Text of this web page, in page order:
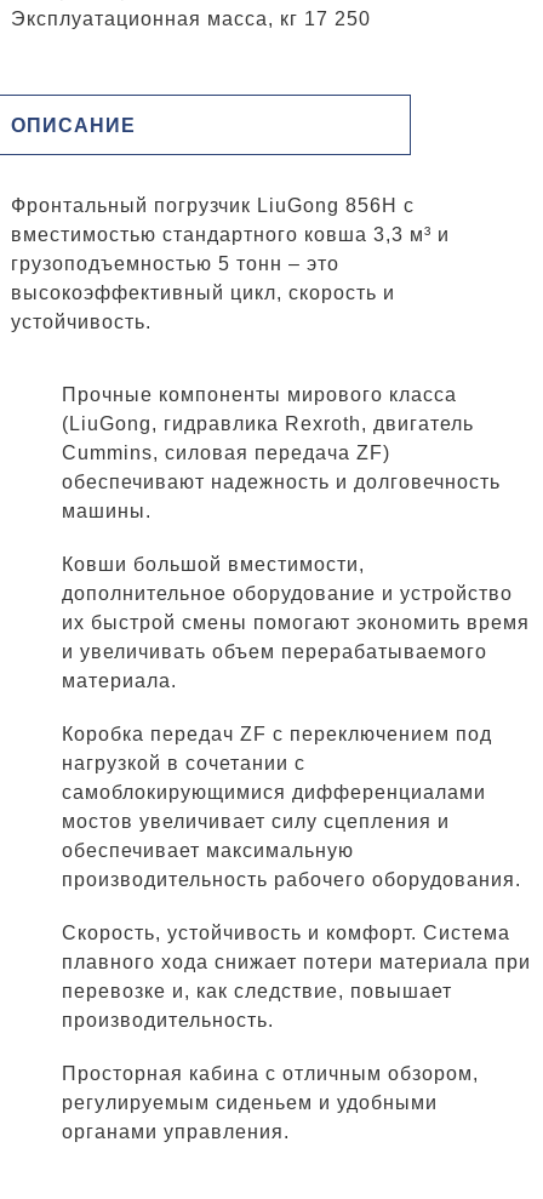
Эксплуатационная масса, кг 17 250
ОПИСАНИЕ
Фронтальный погрузчик LiuGong 856H с
вместимостью стандартного ковша 3,3 м³ и
грузоподъемностью 5 тонн – это
высокоэффективный цикл, скорость и
устойчивость.
Прочные компоненты мирового класса
(LiuGong, гидравлика Rexroth, двигатель
Cummins, силовая передача ZF)
обеспечивают надежность и долговечность
машины.
Ковши большой вместимости,
дополнительное оборудование и устройство
их быстрой смены помогают экономить время
и увеличивать объем перерабатываемого
материала.
Коробка передач ZF с переключением под
нагрузкой в сочетании с
самоблокирующимися дифференциалами
мостов увеличивает силу сцепления и
обеспечивает максимальную
производительность рабочего оборудования.
Скорость, устойчивость и комфорт. Система
плавного хода снижает потери материала при
перевозке и, как следствие, повышает
производительность.
Просторная кабина с отличным обзором,
регулируемым сиденьем и удобными
органами управления.